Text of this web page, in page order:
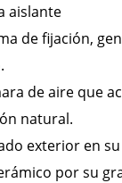
aislante
de fijación,
de aire que
natural.
exterior en
por su